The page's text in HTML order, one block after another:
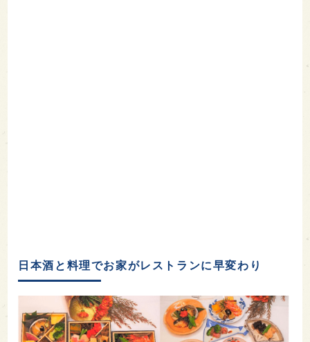
日本酒と料理でお家がレストランに早変わり